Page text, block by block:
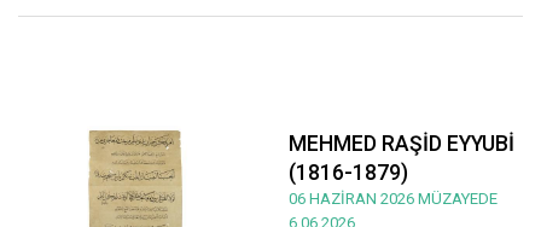
MEHMED RAŞİD EYYUBİ
(1816-1879)
06 HAZİRAN 2026 MÜZAYEDE
6.06.2026